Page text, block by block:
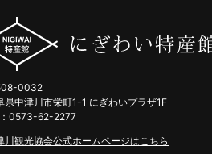
0032
県中津川市栄町1-1 にぎわいプラザ1F
0573-62-2277
川観光協会公式ホームページはこちら